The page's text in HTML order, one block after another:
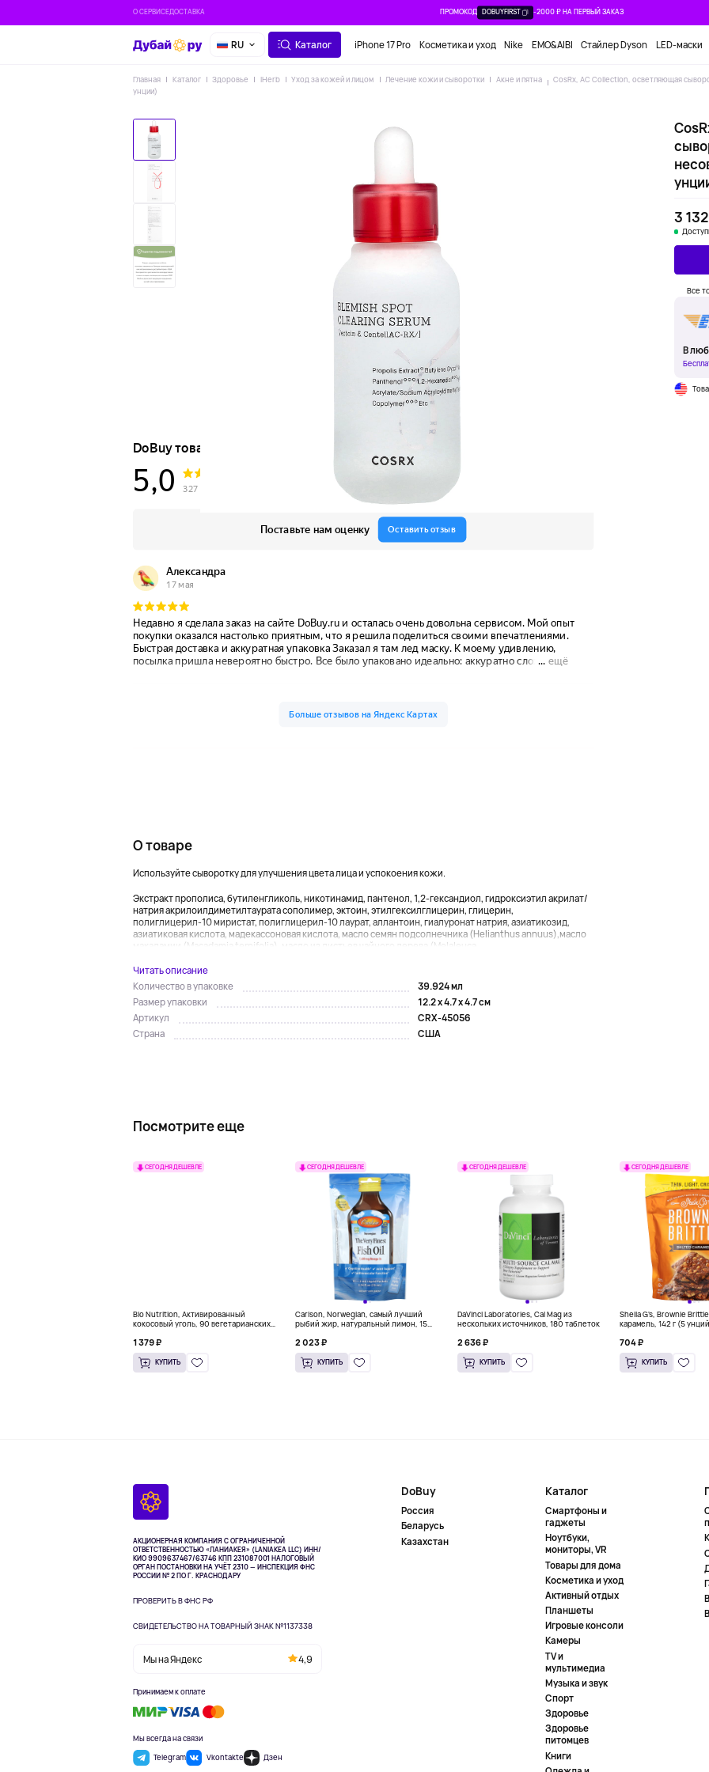
О СЕРВИСЕДОСТАВКА ПРОМОКОД DOBUYFIRST -2000 ₽ НА ПЕРВЫЙ ЗАКАЗ
RU Каталог iPhone 17 Pro Косметика и уход Nike EMO&AIBI Стайлер Dyson LED-маски
Главная Каталог Здоровье IHerb Уход за кожей и лицом Лечение кожи и сыворотки Акне и пятна
CosRx, AC Collection, осветляющая
унции)
3
Все
В
О товаре
Используйте сыворотку для улучшения цвета лица и успокоения кожи.
Экстракт прополиса, бутиленгликоль, никотинамид, пантенол, 1,2-гександиол, гидроксиэтил акрилат/
натрия акрилоилдиметилтаурата сополимер, эктоин, этилгексилглицерин, глицерин,
полиглицерил-10 миристат, полиглицерил-10 лаурат, аллантоин, гиалуронат натрия, азиатикозид,
азиатиковая кислота, мадекассоновая кислота, масло семян подсолнечника (Helianthus annuus),масло
макадамии (Macadamia ternifolia), масло из листьев чайного дерева (Melaleuca...
Читать описание
Количество в упаковке
39.924 мл
Размер упаковки
12.2 x 4.7 x 4.7 см
Артикул
CRX-45056
Страна
США
Посмотрите еще
СЕГОДНЯ ДЕШЕВЛЕ
Bio Nutrition, Активированный
кокосовый уголь, 90 вегетарианских
1 379 ₽
КУПИТЬ
СЕГОДНЯ ДЕШЕВЛЕ
Carlson, Norwegian, самый лучший
рыбий жир, натуральный лимон, 15
2 023 ₽
КУПИТЬ
СЕГОДНЯ ДЕШЕВЛЕ
DaVinci Laboratories, Cal Mag из
нескольких источников, 180 таблеток
2 636 ₽
КУПИТЬ
СЕГОДНЯ ДЕШЕВЛЕ
Sheila G's, Brownie
карамель, 142 г (5
704 ₽
КУПИТЬ
АКЦИОНЕРНАЯ КОМПАНИЯ С ОГРАНИЧЕННОЙ
ОТВЕТСТВЕННОСТЬЮ «ЛАНИАКЕЯ» (LANIAKEA LLC) ИНН/
КИО 9909637467/63746 КПП 231087001НАЛОГОВЫЙ
ОРГАН ПОСТАНОВКИ НА УЧЁТ 2310 — ИНСПЕКЦИЯ ФНС
РОССИИ № 2 ПО Г. КРАСНОДАРУ
ПРОВЕРИТЬ В ФНС РФ
СВИДЕТЕЛЬСТВО НА ТОВАРНЫЙ ЗНАК №1137338
Мы на Яндекс 4,9
Принимаем к оплате
Мы всегда на связи
Telegram
Vkontakte Дзен
DoBuy
Россия
Беларусь
Казахстан
Каталог
Смартфоны и
гаджеты
Ноутбуки,
мониторы, VR
Товары для дома
Косметика и уход
Активный отдых
Планшеты
Игровые консоли
Камеры
TV и
мультимедиа
Музыка и звук
Спорт
Здоровье
Здоровье
питомцев
Книги